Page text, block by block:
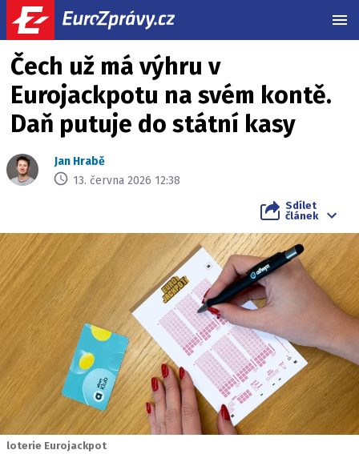
Čech už má výhru v
Eurojackpotu na svém kontě.
Daň putuje do státní kasy
Jan Hrabě
13. června 2026 12:38
Sdílet
článek
loterie Eurojackpot